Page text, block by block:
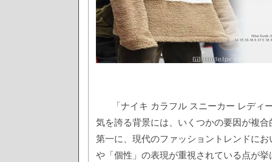
「ナイキ カラフル スニーカー レディ
気を誇る背景には、いくつかの要因が複
第一に、現代のファッショントレンドに
や「個性」の表現が重視されている点が